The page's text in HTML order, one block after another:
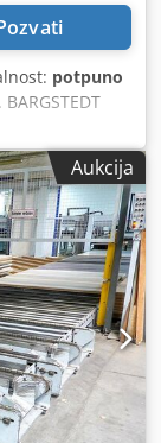
potpuno
BARGSTEDT
(fiksna ivica
Uziofx
palete +
21/S magacin
•
slaganja 1.800
Aukcija